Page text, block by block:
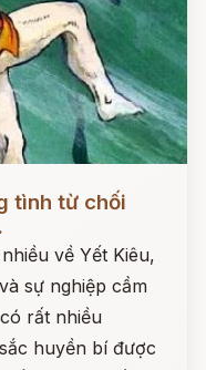
tình từ chối
về Yết Kiêu,
sự nghiệp cầm
rất nhiều
huyền bí được